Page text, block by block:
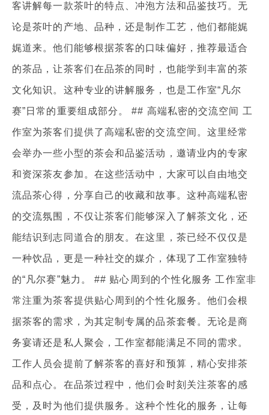
客讲解每一款茶叶的特点、冲泡方法和品鉴技巧。无
论是茶叶的产地、品种，还是制作工艺，他们都能娓
娓道来。他们能够根据茶客的口味偏好，推荐最适合
的茶品，让茶客们在品茶的同时，也能学到丰富的茶
文化知识。这种专业的讲解服务，也是工作室“凡尔
赛”日常的重要组成部分。 ## 高端私密的交流空间 工
作室为茶客们提供了高端私密的交流空间。这里经常
会举办一些小型的茶会和品鉴活动，邀请业内的专家
和资深茶友参加。在这些活动中，大家可以自由地交
流品茶心得，分享自己的收藏和故事。这种高端私密
的交流氛围，不仅让茶客们能够深入了解茶文化，还
能结识到志同道合的朋友。在这里，茶已经不仅仅是
一种饮品，更是一种社交的媒介，体现了工作室独特
的“凡尔赛”魅力。 ## 贴心周到的个性化服务 工作室非
常注重为茶客提供贴心周到的个性化服务。他们会根
据茶客的需求，为其定制专属的品茶套餐。无论是商
务宴请还是私人聚会，工作室都能满足不同的需求。
工作人员会提前了解茶客的喜好和预算，精心安排茶
品和点心。在品茶过程中，他们会时刻关注茶客的感
受，及时为他们提供服务。这种个性化的服务，让每